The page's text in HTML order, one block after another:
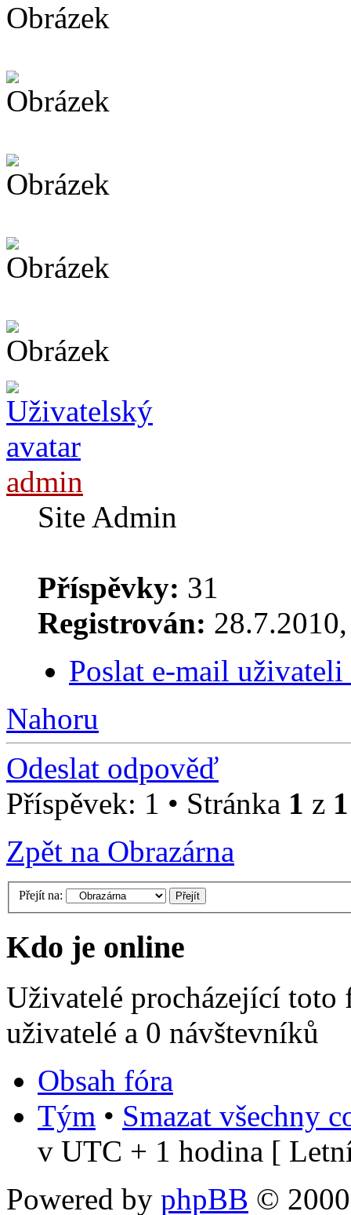
admin
Site Admin
Příspěvky: 31
Registrován:
Poslat e-mail
Nahoru
Odeslat odpověď
Příspěvek: 1 • Stránka 1 z 1
Zpět na Obrazárna
Přejít na:
Kdo je online
Uživatelé procházející
uživatelé a 0 návštevníků
Obsah fóra
Tým • Smazat všechny
v UTC + 1 hodina [
Powered by phpBB ©